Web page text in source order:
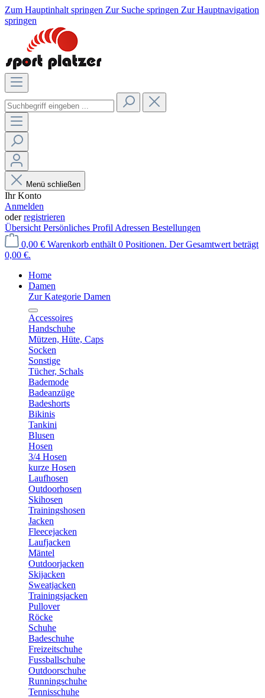
Zum Hauptinhalt springen Zur Suche springen Zur Hauptnavigation
springen
Menü schließen
Ihr Konto
Anmelden
oderregistrieren
Übersicht Persönliches Profil Adressen Bestellungen
0,00 € Warenkorb enthält 0 Positionen. Der Gesamtwert beträgt
0,00 €.
Home
Damen
Zur Kategorie Damen
Accessoires
Handschuhe
Mützen, Hüte, Caps
Socken
Sonstige
Tücher, Schals
Bademode
Badeanzüge
Badeshorts
Bikinis
Tankini
Blusen
Hosen
3/4 Hosen
kurze Hosen
Laufhosen
Outdoorhosen
Skihosen
Trainingshosen
Jacken
Fleecejacken
Laufjacken
Mäntel
Outdoorjacken
Skijacken
Sweatjacken
Trainingsjacken
Pullover
Röcke
Schuhe
Badeschuhe
Freizeitschuhe
Fussballschuhe
Outdoorschuhe
Runningschuhe
Tennisschuhe